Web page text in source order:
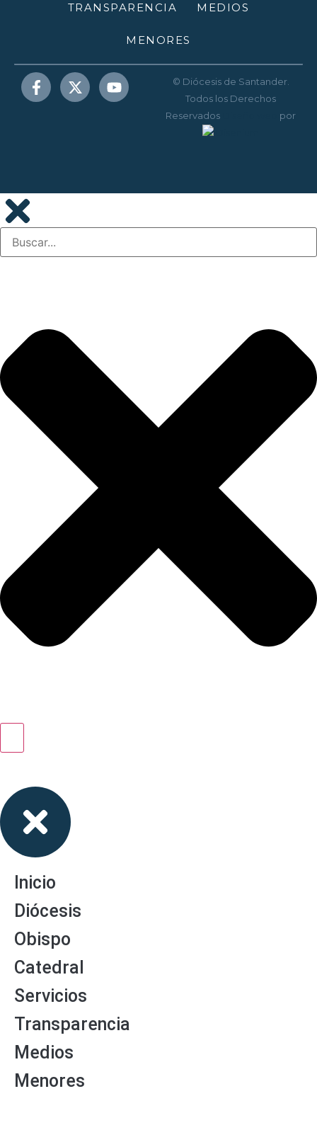
TRANSPARENCIA MEDIOS
MENORES
© Diócesis de Santander.
Todos los Derechos
Reservados
por
Inicio
Diócesis
Obispo
Catedral
Servicios
Transparencia
Medios
Menores